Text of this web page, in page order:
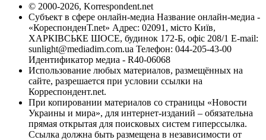
© 2000-2026, Korrespondent.net
Субъект в сфере онлайн-медиа Название онлайн-медиа -
«КореспонденТ.net» Адрес: 02091, місто Київ,
ХАРКІВСЬКЕ ШОСЕ, будинок 172-Б, офіс 208/1 E-mail:
sunlight@mediadim.com.ua Телефон: 044-205-43-00
Идентификатор медиа - R40-06068
Использование любых материалов, размещённых на
сайте, разрешается при условии ссылки на
Корреспондент.net.
При копировании материалов со страницы «Новости
Украины и мира», для интернет-изданий – обязательна
прямая открытая для поисковых систем гиперссылка.
Ссылка должна быть размещена в независимости от